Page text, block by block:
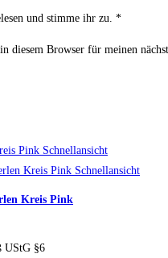
und stimme ihr zu. *
diesem Browser für meinen
Schnellansicht
Schnellansicht
Kreis Pink
UStG §6